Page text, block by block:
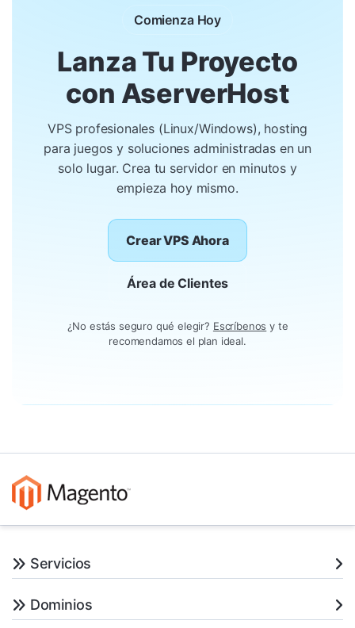
Comienza Hoy
Lanza Tu Proyecto
con AserverHost
VPS profesionales (Linux/Windows), hosting
para juegos y soluciones administradas en un
solo lugar. Crea tu servidor en minutos y
empieza hoy mismo.
Crear VPS Ahora
Área de Clientes
¿No estás seguro qué elegir? Escríbenos y te
recomendamos el plan ideal.
Servicios
Dominios